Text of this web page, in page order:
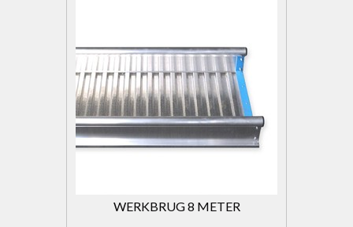
WERKBRUG 8 METER